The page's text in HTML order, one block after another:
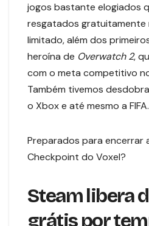
jogos bastante elogiados
resgatados gratuitamente
limitado, além dos
heroína de Overwatch 2,
com o meta competitivo
Também tivemos
o Xbox e até mesmo a FIFA.
Preparados para encerrar
Checkpoint do Voxel?
Steam libera
grátis por